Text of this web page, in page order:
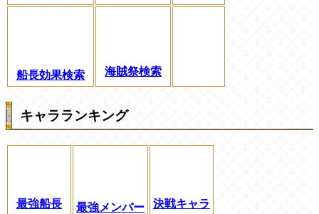
船長効果検索 海賊祭検索
キャラランキング
最強船長 最強メンバー 決戦キャラ